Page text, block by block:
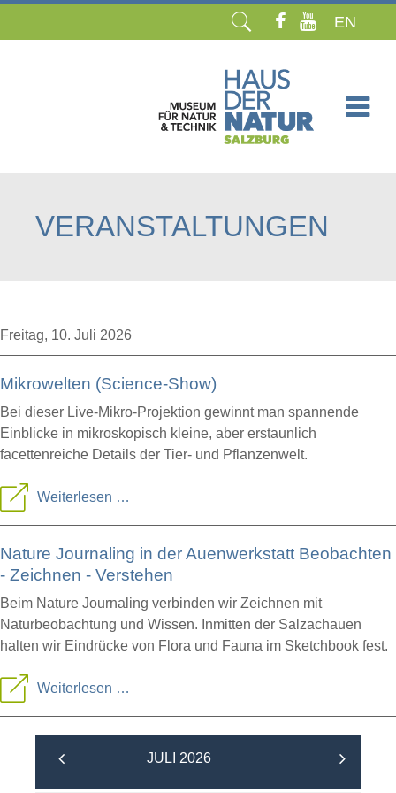
EN
VERANSTALTUNGEN
Freitag, 10. Juli 2026
Mikrowelten (Science-Show)
Bei dieser Live-Mikro-Projektion gewinnt man spannende
Einblicke in mikroskopisch kleine, aber erstaunlich
facettenreiche Details der Tier- und Pflanzenwelt.
Weiterlesen …
(Science-
Show)
Nature Journaling in der Auenwerkstatt Beobachten
- Zeichnen - Verstehen
Beim Nature Journaling verbinden wir Zeichnen mit
Naturbeobachtung und Wissen. Inmitten der Salzachauen
halten wir Eindrücke von Flora und Fauna im Sketchbook fest.
Weiterlesen …
Journaling
JULI 2026